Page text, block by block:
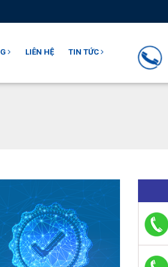
LIÊN HỆ TIN TỨC